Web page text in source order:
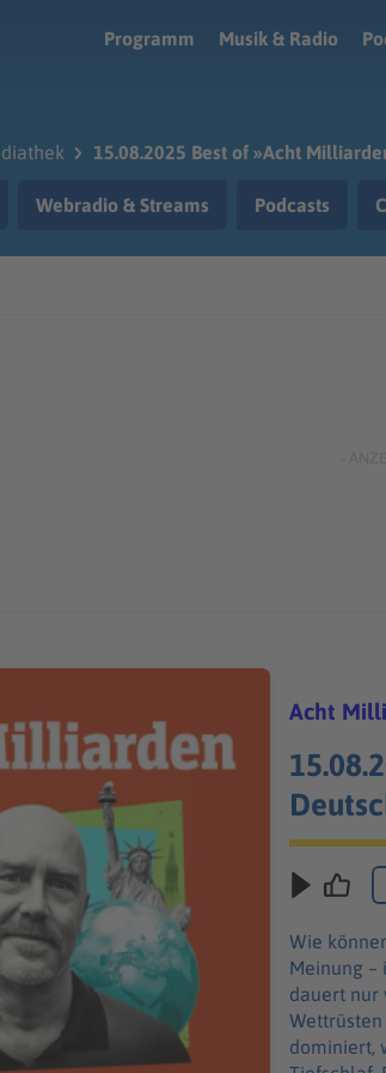
Programm
Musik & Radio
15.08.2025 Best of »Acht
Webradio & Streams Podcasts
Acht
Wie
Meinung –
dauert nur
dominiert,